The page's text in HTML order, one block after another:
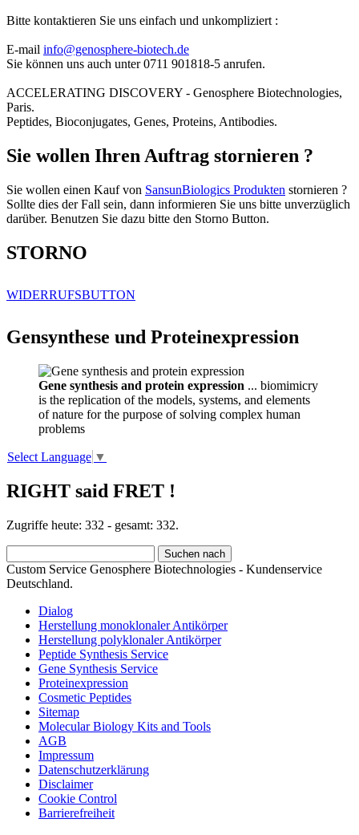
Bitte kontaktieren Sie uns einfach und unkompliziert :
E-mail info@genosphere-biotech.de
Sie können uns auch unter 0711 901818-5 anrufen.
ACCELERATING DISCOVERY - Genosphere Biotechnologies,
Paris.
Peptides, Bioconjugates, Genes, Proteins, Antibodies.
Sie wollen Ihren Auftrag stornieren ?
Sie wollen einen Kauf von SansunBiologics Produkten stornieren ?
Sollte dies der Fall sein, dann informieren Sie uns bitte unverzüglich
darüber. Benutzen Sie dazu bitte den Storno Button.
STORNO
WIDERRUFSBUTTON
Gensynthese und Proteinexpression
Gene synthesis and protein expression ... biomimicry
is the replication of the models, systems, and elements
of nature for the purpose of solving complex human
problems
Select Language ▼
RIGHT said FRET !
Zugriffe heute: 332 - gesamt: 332.
Custom Service Genosphere Biotechnologies - Kundenservice
Deutschland.
Dialog
Herstellung monoklonaler Antikörper
Herstellung polyklonaler Antikörper
Peptide Synthesis Service
Gene Synthesis Service
Proteinexpression
Cosmetic Peptides
Sitemap
Molecular Biology Kits and Tools
AGB
Impressum
Datenschutzerklärung
Disclaimer
Cookie Control
Barrierefreiheit